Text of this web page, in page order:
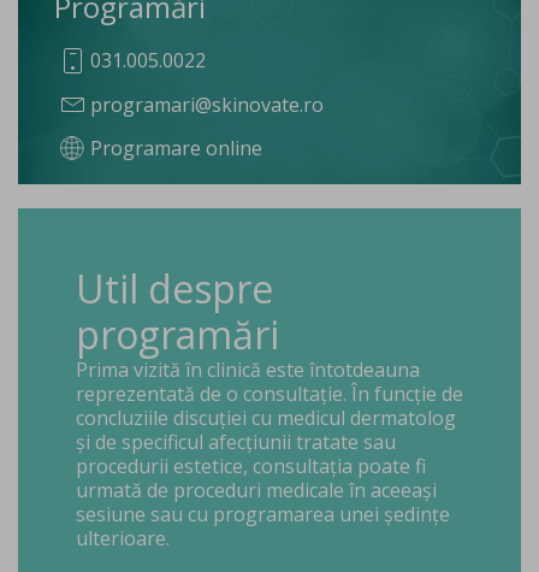
Util despre
programări
Prima vizită în clinică este întotdeauna
reprezentată de o consultație. În funcție de
concluziile discuției cu medicul dermatolog
și de specificul afecțiunii tratate sau
procedurii estetice, consultația poate fi
urmată de proceduri medicale în aceeași
sesiune sau cu programarea unei ședințe
ulterioare.
031.005.0022
programari@skinovate.ro
Programare online